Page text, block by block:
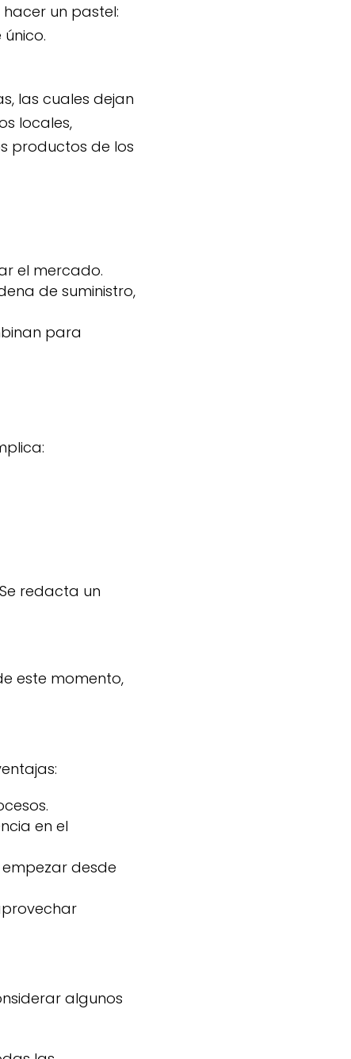
un pastel:
las cuales dejan
locales,
productos de los
el mercado.
de suministro,
para
redacta un
este momento,
en el
desde
algunos